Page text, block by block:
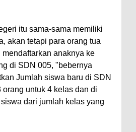
itu sama-sama memiliki
akan tetapi para orang tua
mendaftarkan anaknya ke
di SDN 005, "bebernya
Jumlah siswa baru di SDN
untuk 4 kelas dan di
dari jumlah kelas yang